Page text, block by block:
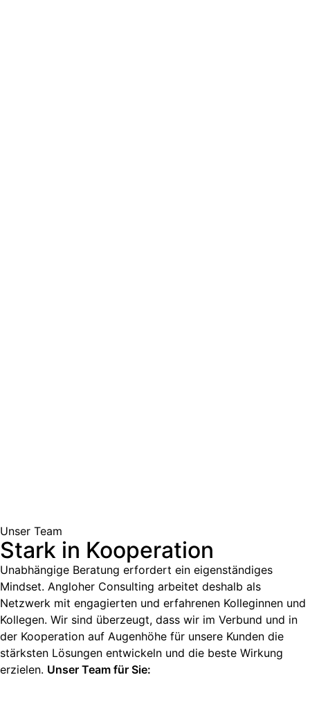
Unser Team
Stark in Kooperation
Unabhängige Beratung erfordert ein eigenständiges
Mindset. Angloher Consulting arbeitet deshalb als
Netzwerk mit engagierten und erfahrenen Kolleginnen und
Kollegen. Wir sind überzeugt, dass wir im Verbund und in
der Kooperation auf Augenhöhe für unsere Kunden die
stärksten Lösungen entwickeln und die beste Wirkung
erzielen. Unser Team für Sie: